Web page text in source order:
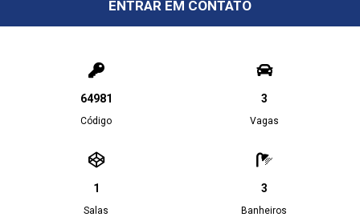
ENTRAR EM CONTATO
64981
Código
3
Vagas
1
Salas
3
Banheiros